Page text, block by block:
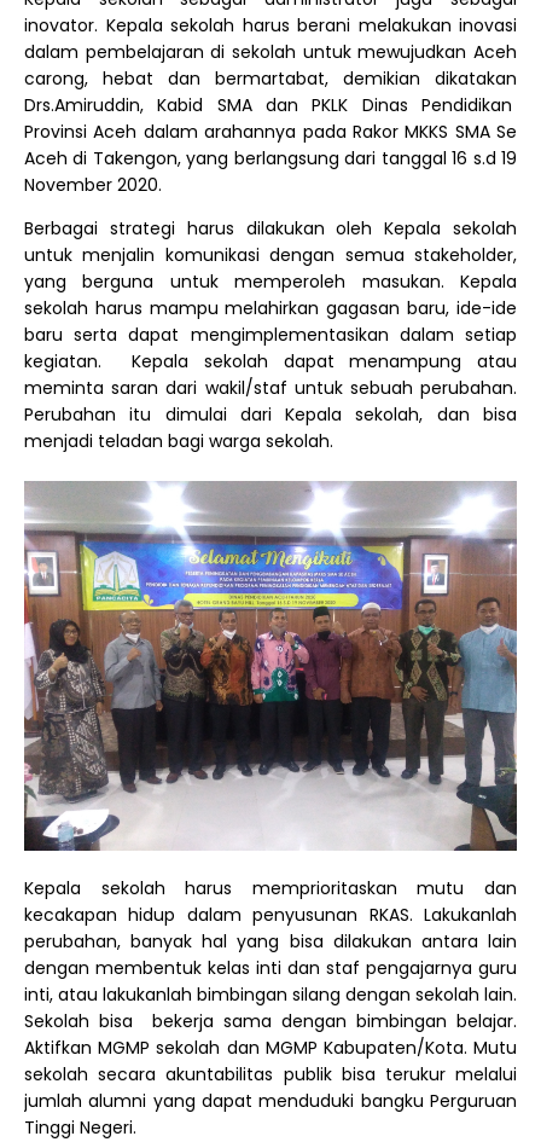
inovator. Kepala sekolah harus berani melakukan inovasi
dalam pembelajaran di sekolah untuk mewujudkan Aceh
carong, hebat dan bermartabat, demikian dikatakan
Drs.Amiruddin, Kabid SMA dan PKLK Dinas Pendidikan
Provinsi Aceh dalam arahannya pada Rakor MKKS SMA Se
Aceh di Takengon, yang berlangsung dari tanggal 16 s.d 19
November 2020.
Berbagai strategi harus dilakukan oleh Kepala sekolah
untuk menjalin komunikasi dengan semua stakeholder,
yang berguna untuk memperoleh masukan. Kepala
sekolah harus mampu melahirkan gagasan baru, ide-ide
baru serta dapat mengimplementasikan dalam setiap
kegiatan. Kepala sekolah dapat menampung atau
meminta saran dari wakil/staf untuk sebuah perubahan.
Perubahan itu dimulai dari Kepala sekolah, dan bisa
menjadi teladan bagi warga sekolah.
Kepala sekolah harus memprioritaskan mutu dan
kecakapan hidup dalam penyusunan RKAS. Lakukanlah
perubahan, banyak hal yang bisa dilakukan antara lain
dengan membentuk kelas inti dan staf pengajarnya guru
inti, atau lakukanlah bimbingan silang dengan sekolah lain.
Sekolah bisa bekerja sama dengan bimbingan belajar.
Aktifkan MGMP sekolah dan MGMP Kabupaten/Kota. Mutu
sekolah secara akuntabilitas publik bisa terukur melalui
jumlah alumni yang dapat menduduki bangku Perguruan
Tinggi Negeri.